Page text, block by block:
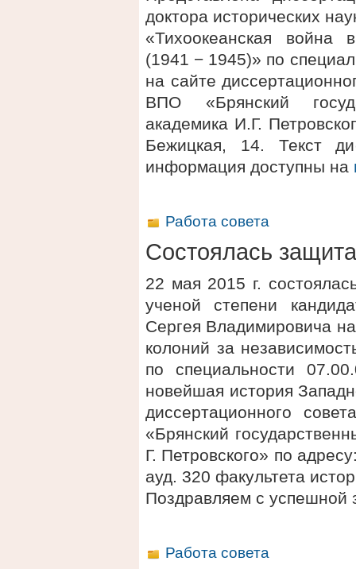
доктора исторических
«Тихоокеанская война
(1941 − 1945)» по
на сайте
ВПО «Брянский
академика И.Г.
Бежицкая, 14. Текст
информация доступны на
Работа совета
Состоялась защита
22 мая 2015 г.
ученой степени
Сергея Владимировича
колоний за
по специальности
новейшая история
диссертационного
«Брянский
Г. Петровского» по
ауд. 320 факультета
Поздравляем с успешной
Работа совета